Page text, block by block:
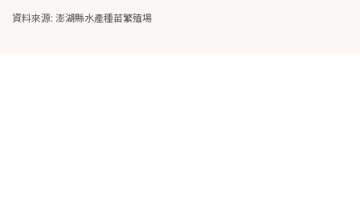
資料來源: 澎湖縣水產種苗繁殖場